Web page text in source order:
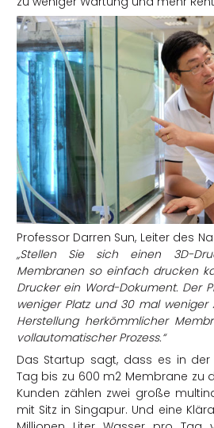
Professor Darren Sun, Leiter des
„Stellen Sie sich einen 3D-
Membranen so einfach drucken
Drucker ein Word-Dokument. Der
weniger Platz und 30 mal weniger
Herstellung herkömmlicher
vollautomatischer Prozess.“
Das Startup sagt, dass es in der
Tag bis zu 600 m2 Membrane zu
Kunden zählen zwei große
mit Sitz in Singapur. Und eine